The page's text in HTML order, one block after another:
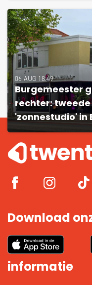
06 AUG 18:49
Burgemeester
rechter:
'zonnestudio' in
Download
informatie